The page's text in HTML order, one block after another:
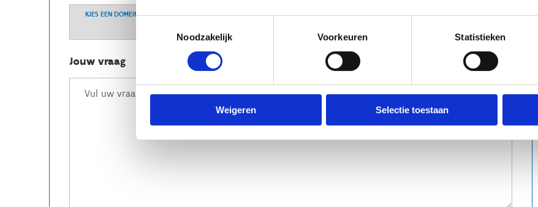
Noodzakelijk
Voorkeuren Statistieken
Weigeren Selectie toestaan
KIES EEN DOMEIN
Jouw vraag